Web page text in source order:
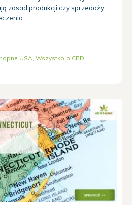
zasad produkcji czy sprzedaży
USA, Wszystko o CBD,